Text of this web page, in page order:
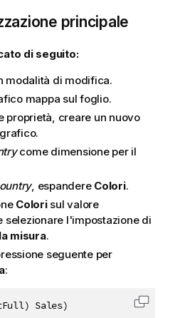
principale
di seguito:
modalità di modifica.
mappa sul foglio.
proprietà, creare un nuovo
come dimensione per il
, espandere Colori.
Colorisul valore
selezionare l'impostazione di
misura.
seguente per
:
Sales) Copia